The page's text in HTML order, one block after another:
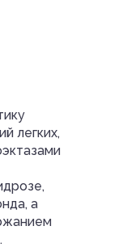
легких,
а